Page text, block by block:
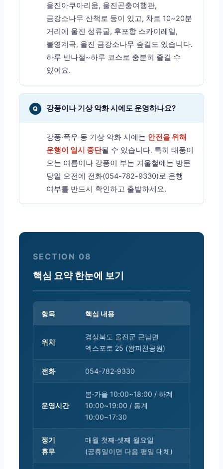
울진아쿠아리움, 울진곤충여행관,
금강소나무 산책로 등이 있고, 차로 10~20분
거리에 울진 성류굴, 후포항 스카이레일,
불영계곡, 울진 금강소나무 숲길도 있습니다.
하루 반나절~하루 코스로 충분히 즐길 수
있어요.
Q 강풍이나 기상 악화 시에도 운영하나요?
강풍·폭우 등 기상 악화 시에는 안전을 위해
운행이 일시 중단될 수 있습니다. 특히 태풍이
오는 여름이나 강풍이 부는 겨울철에는 방문
당일 오전에 전화(054-782-9330)로 운행
여부를 반드시 확인하고 출발하세요.
SECTION 08
핵심 요약 한눈에 보기
항목 핵심 내용
위치
경상북도 울진군 근남면
엑스포로 25 (왕피천공원)
전화 054-782-9330
운영시간
봄·가을 10:00~18:00 / 하계
10:00~19:00 / 동계
10:00~17:30
정기
휴무
매월 첫째·셋째 월요일
(공휴일이면 다음 평일 대체)